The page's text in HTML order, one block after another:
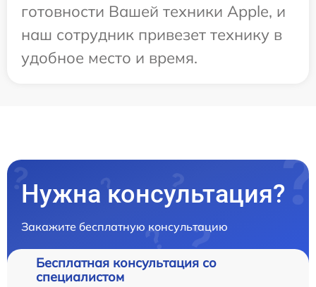
готовности Вашей техники Apple, и
наш сотрудник привезет технику в
удобное место и время.
Нужна консультация?
Закажите бесплатную консультацию
Бесплатная консультация со
специалистом